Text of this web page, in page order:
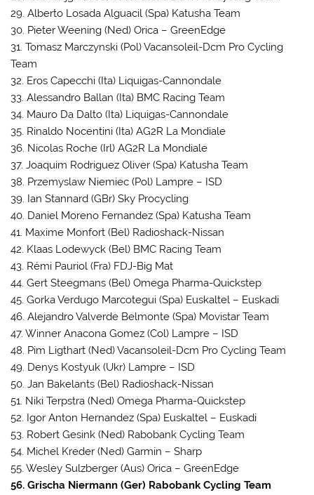
29. Alberto Losada Alguacil (Spa) Katusha Team
30. Pieter Weening (Ned) Orica – GreenEdge
31. Tomasz Marczynski (Pol) Vacansoleil-Dcm Pro Cycling
Team
32. Eros Capecchi (Ita) Liquigas-Cannondale
33. Alessandro Ballan (Ita) BMC Racing Team
34. Mauro Da Dalto (Ita) Liquigas-Cannondale
35. Rinaldo Nocentini (Ita) AG2R La Mondiale
36. Nicolas Roche (Irl) AG2R La Mondiale
37. Joaquim Rodriguez Oliver (Spa) Katusha Team
38. Przemyslaw Niemiec (Pol) Lampre – ISD
39. Ian Stannard (GBr) Sky Procycling
40. Daniel Moreno Fernandez (Spa) Katusha Team
41. Maxime Monfort (Bel) Radioshack-Nissan
42. Klaas Lodewyck (Bel) BMC Racing Team
43. Rémi Pauriol (Fra) FDJ-Big Mat
44. Gert Steegmans (Bel) Omega Pharma-Quickstep
45. Gorka Verdugo Marcotegui (Spa) Euskaltel – Euskadi
46. Alejandro Valverde Belmonte (Spa) Movistar Team
47. Winner Anacona Gomez (Col) Lampre – ISD
48. Pim Ligthart (Ned) Vacansoleil-Dcm Pro Cycling Team
49. Denys Kostyuk (Ukr) Lampre – ISD
50. Jan Bakelants (Bel) Radioshack-Nissan
51. Niki Terpstra (Ned) Omega Pharma-Quickstep
52. Igor Anton Hernandez (Spa) Euskaltel – Euskadi
53. Robert Gesink (Ned) Rabobank Cycling Team
54. Michel Kreder (Ned) Garmin – Sharp
55. Wesley Sulzberger (Aus) Orica – GreenEdge
56. Grischa Niermann (Ger) Rabobank Cycling Team